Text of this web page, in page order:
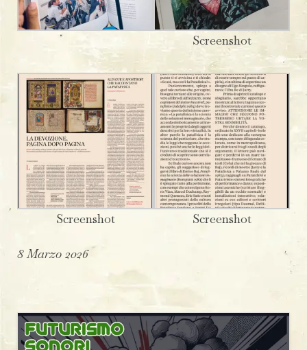
Screenshot
Screenshot Screenshot
8 Marzo 2026